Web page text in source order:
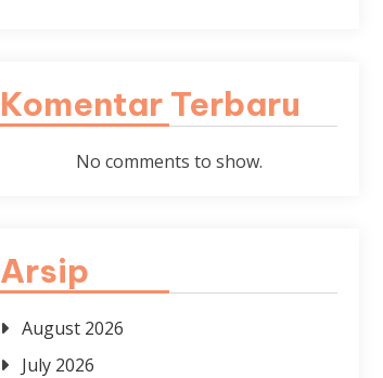
Komentar Terbaru
No comments to show.
Arsip
August 2026
July 2026